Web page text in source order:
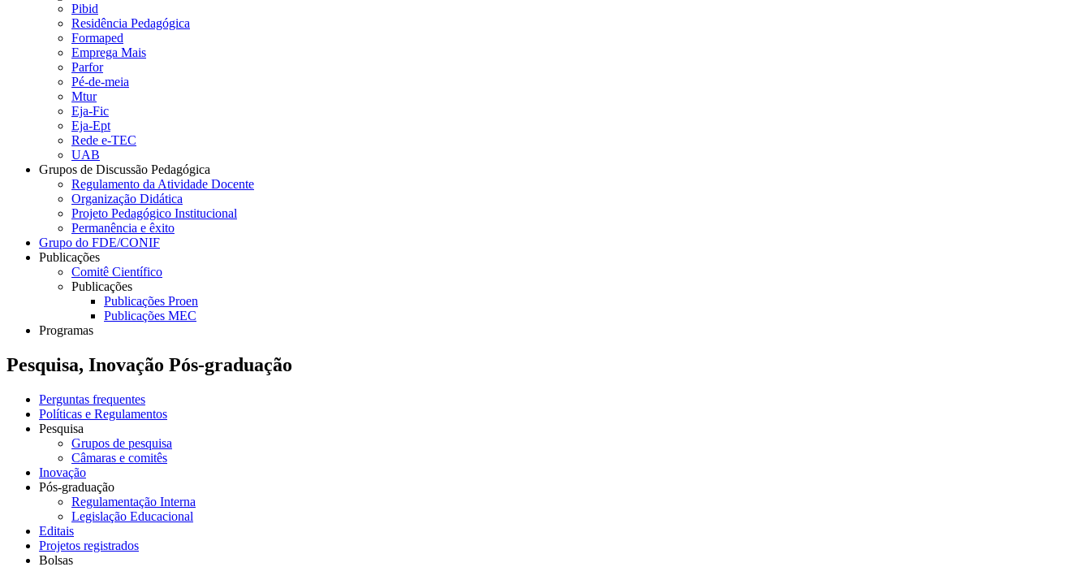
Pibid
Residência Pedagógica
Formaped
Emprega Mais
Parfor
Pé-de-meia
Mtur
Eja-Fic
Eja-Ept
Rede e-TEC
UAB
Grupos de Discussão Pedagógica
Regulamento da Atividade Docente
Organização Didática
Projeto Pedagógico Institucional
Permanência e êxito
Grupo do FDE/CONIF
Publicações
Comitê Científico
Publicações
Publicações Proen
Publicações MEC
Programas
Pesquisa, Inovação Pós-graduação
Perguntas frequentes
Políticas e Regulamentos
Pesquisa
Grupos de pesquisa
Câmaras e comitês
Inovação
Pós-graduação
Regulamentação Interna
Legislação Educacional
Editais
Projetos registrados
Bolsas